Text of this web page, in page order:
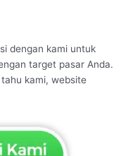
dengan kami untuk
target pasar Anda.
kami, website